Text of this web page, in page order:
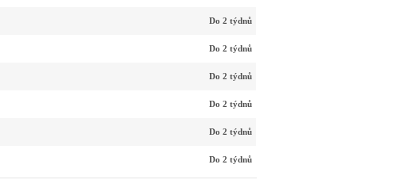
Do 2 týdnů
Do 2 týdnů
Do 2 týdnů
Do 2 týdnů
Do 2 týdnů
Do 2 týdnů